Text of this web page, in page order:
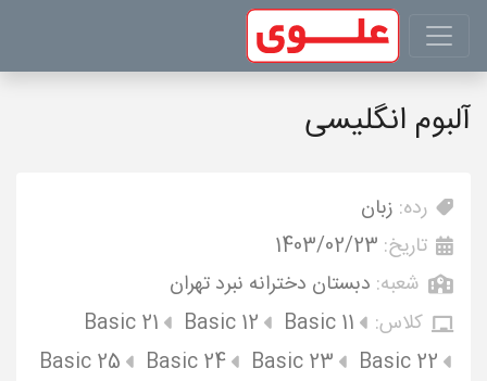
آلبوم انگلیسی
رده: زبان
تاریخ: 1403/02/23
شعبه: دبستان دخترانه نبرد تهران
کلاس:
Basic 11
Basic 12
Basic 21
Basic 22
Basic 23
Basic 24
Basic 25